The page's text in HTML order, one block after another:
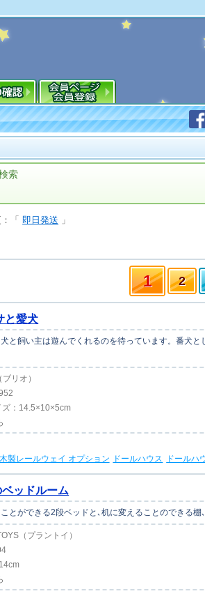
索
「 即日発送 」
1 2
と愛犬
と飼い主は遊んでくれるのを待っています。番犬
リオ）
ズ：14.5×10×5cm
木製レールウェイ オプション ドールハウス ドールハ
ッドルーム
とができる2段ベッドと､机に変えることのできる棚
（プラントイ）